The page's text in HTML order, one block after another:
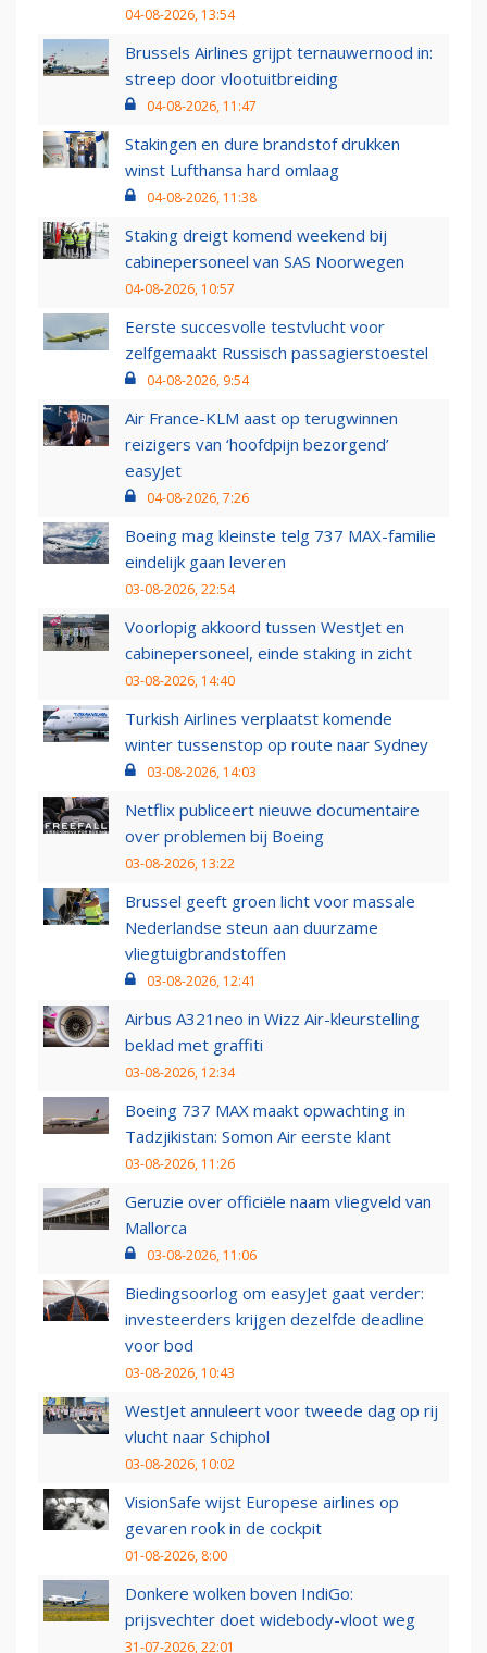
04-08-2026, 13:54
Brussels Airlines grijpt ternauwernood in:
streep door vlootuitbreiding
04-08-2026, 11:47
Stakingen en dure brandstof drukken
winst Lufthansa hard omlaag
04-08-2026, 11:38
Staking dreigt komend weekend bij
cabinepersoneel van SAS Noorwegen
04-08-2026, 10:57
Eerste succesvolle testvlucht voor
zelfgemaakt Russisch passagierstoestel
04-08-2026, 9:54
Air France-KLM aast op terugwinnen
reizigers van ‘hoofdpijn bezorgend’
easyJet
04-08-2026, 7:26
Boeing mag kleinste telg 737 MAX-familie
eindelijk gaan leveren
03-08-2026, 22:54
Voorlopig akkoord tussen WestJet en
cabinepersoneel, einde staking in zicht
03-08-2026, 14:40
Turkish Airlines verplaatst komende
winter tussenstop op route naar Sydney
03-08-2026, 14:03
Netflix publiceert nieuwe documentaire
over problemen bij Boeing
03-08-2026, 13:22
Brussel geeft groen licht voor massale
Nederlandse steun aan duurzame
vliegtuigbrandstoffen
03-08-2026, 12:41
Airbus A321neo in Wizz Air-kleurstelling
beklad met graffiti
03-08-2026, 12:34
Boeing 737 MAX maakt opwachting in
Tadzjikistan: Somon Air eerste klant
03-08-2026, 11:26
Geruzie over officiële naam vliegveld van
Mallorca
03-08-2026, 11:06
Biedingsoorlog om easyJet gaat verder:
investeerders krijgen dezelfde deadline
voor bod
03-08-2026, 10:43
WestJet annuleert voor tweede dag op rij
vlucht naar Schiphol
03-08-2026, 10:02
VisionSafe wijst Europese airlines op
gevaren rook in de cockpit
01-08-2026, 8:00
Donkere wolken boven IndiGo:
prijsvechter doet widebody-vloot weg
31-07-2026, 22:01